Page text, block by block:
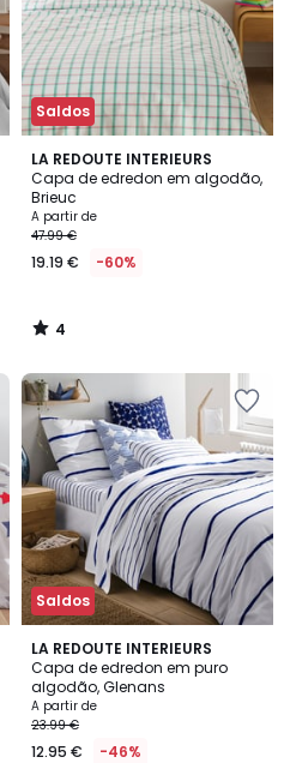
Saldos
LA REDOUTE INTERIEURS
Capa de edredon em algodão,
Brieuc
A partir de
47.99 €
19.19 € -60%
4
/
5
4
/
Saldos
LA REDOUTE INTERIEURS
Capa de edredon em puro
algodão, Glenans
A partir de
23.99 €
12.95 € -46%
4,3
/ 5